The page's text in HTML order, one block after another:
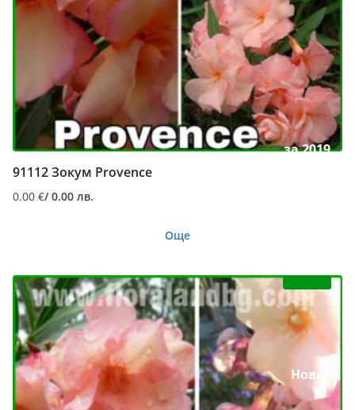
за 2019
91112 Зокум Provence
0.00 €/ 0.00 лв.
Още
Ново